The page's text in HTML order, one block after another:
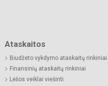
Ataskaitos
Biudžeto vykdymo ataskaitų rinkiniai
Finansinių ataskaitų rinkiniai
Lėšos veiklai viešinti